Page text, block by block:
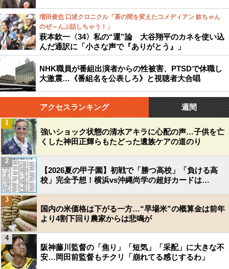
増田俊也 口述クロニクル「茶の間を変えたコメディアン 欽ちゃん
のぜ～んぶ話しちゃう！」
萩本欽一〈34〉私の“運”論 大谷翔平のカネを使い込
んだ通訳に「小さな声で『ありがとう』」
NHK職員が番組出演者からの性被害、PTSDで休職し
大激震…《番組名を公表しろ》と視聴者大合唱
アクセスランキング 週間
強いショック状態の清水アキラに心配の声…子供を亡
くした神田正輝らもたどった遺族ケアの道のり
1
【2026夏の甲子園】初戦で「勝つ高校」「負ける高
校」完全予想！横浜vs沖縄尚学の超好カードは…
2
国内の米価格は下がる一方…“早場米”の概算金は前年
より4割下回り農家からは悲鳴が
3
阪神藤川監督の「焦り」「短気」「采配」に大きな不
安…岡田前監督もチクリ「崩れてる感じするわ」
4